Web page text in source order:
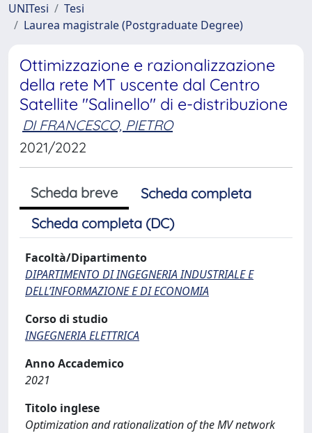
UNITesi
Tesi
Laurea magistrale (Postgraduate Degree)
Ottimizzazione e razionalizzazione
della rete MT uscente dal Centro
Satellite "Salinello" di e-distribuzione
DI FRANCESCO, PIETRO
2021/2022
Scheda breve
Scheda completa
Scheda completa (DC)
Facoltà/Dipartimento
DIPARTIMENTO DI INGEGNERIA INDUSTRIALE E
DELL’INFORMAZIONE E DI ECONOMIA
Corso di studio
INGEGNERIA ELETTRICA
Anno Accademico
2021
Titolo inglese
Optimization and rationalization of the MV network